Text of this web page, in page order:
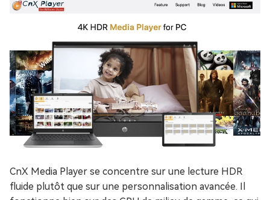
CnX Media Player se concentre sur une lecture HDR
fluide plutôt que sur une personnalisation avancée. Il